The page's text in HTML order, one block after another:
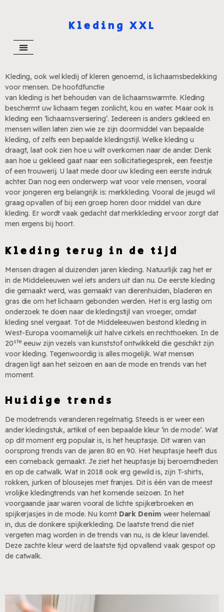
Kleding XXL
Kleding, ook wel kledij of kleren genoemd, is lichaamsbedekking
voor mensen. De hoofdfunctie
van kleding is het behouden van de lichaamswarmte. Kleding
beschermt uw lichaam tegen zonlicht, kou en water. Maar ook is
kleding een ‘lichaamsversiering’. Iedereen is anders gekleed en
mensen willen laten zien wie ze zijn doormiddel van bepaalde
kleding, of zelfs een bepaalde kledingstijl. Welke kleding u
draagt, laat ook zien hoe u wilt overkomen naar de ander. Denk
aan hoe u gekleed gaat naar een sollicitatiegesprek, een feestje
of een trouwerij. U laat mede door uw kleding een eerste indruk
achter. Dan nog een onderwerp wat voor vele mensen, vooral
voor jongeren erg belangrijk is: merkkleding. Vooral de jeugd wil
graag opvallen of bij een groep horen door middel van dure
kleding. Er wordt vaak gedacht dat merkkleding ervoor zorgt dat
men ergens bij hoort.
Kleding terug in de tijd
Mensen dragen al duizenden jaren kleding. Natuurlijk zag het er
in de Middeleeuwen wel iets anders uit dan nu. De eerste kleding
die gemaakt werd, was gemaakt van dierenhuiden, bladeren en
gras die om het lichaam gebonden werden. Het is erg lastig om
onderzoek te doen naar de kledingstijl van vroeger, omdat
kleding snel vergaat. Tot de Middeleeuwen bestond kleding in
West-Europa voornamelijk uit halve cirkels en rechthoeken. In de
20steeeuw zijn vezels van kunststof ontwikkeld die geschikt zijn
voor kleding. Tegenwoordig is alles mogelijk. Wat mensen
dragen ligt aan het seizoen en aan de mode en trends van het
moment.
Huidige trends
De modetrends veranderen regelmatig. Steeds is er weer een
ander kledingstuk, artikel of een bepaalde kleur ‘in de mode’. Wat
op dit moment erg populair is, is het heuptasje. Dit waren van
oorsprong trends van de jaren 80 en 90. Het heuptasje heeft dus
een comeback gemaakt. Je ziet het heuptasje bij beroemdheden
en op de catwalk. Wat in 2018 ook erg gewild is, zijn T-shirts,
rokken, jurken of blousejes met franjes. Dit is één van de meest
vrolijke kledingtrends van het komende seizoen. In het
voorgaande jaar waren vooral de lichte spijkerbroeken en
spijkerjasjes in de mode. Nu komt Dark Denim weer helemaal
in, dus de donkere spijkerkleding. De laatste trend die niet
vergeten mag worden in de trends van nu, is de kleur lavendel.
Deze zachte kleur werd de laatste tijd opvallend vaak gespot op
de catwalk.